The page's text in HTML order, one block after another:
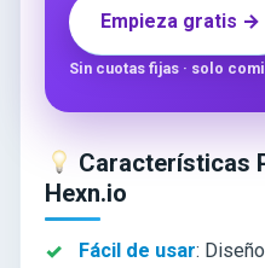
Empieza gratis →
Sin cuotas fijas · solo
Características
Hexn.io
Fácil de usar: